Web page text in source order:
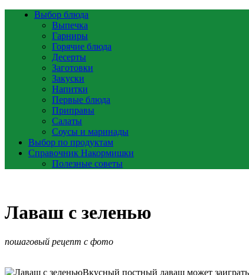
Выбор блюда
Выпечка
Гарниры
Горячие блюда
Десерты
Заготовки
Закуски
Напитки
Первые блюда
Приправы
Салаты
Соусы и маринады
Выбор по продуктам
Справочник Накормишки
Полезные советы
Лаваш с зеленью
пошаговый рецепт с фото
Вкусный постный лаваш может